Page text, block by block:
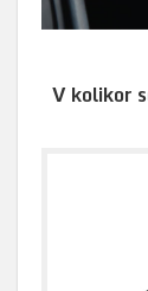
V kolikor